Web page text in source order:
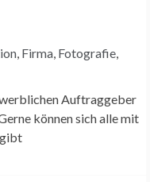
, Firma, Fotografie,
Auftraggeber
können sich alle mit
gibt